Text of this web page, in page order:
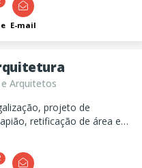
E-mail
Arquitetos
projeto de
retificação de área e